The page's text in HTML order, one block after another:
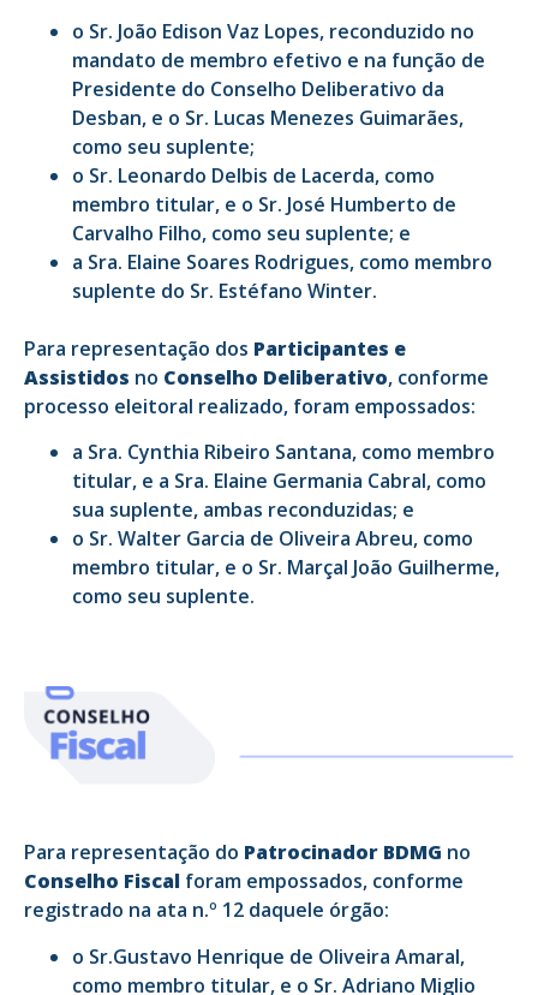
o Sr. João Edison Vaz Lopes, reconduzido no
mandato de membro efetivo e na função de
Presidente do Conselho Deliberativo da
Desban, e o Sr. Lucas Menezes Guimarães,
como seu suplente;
o Sr. Leonardo Delbis de Lacerda, como
membro titular, e o Sr. José Humberto de
Carvalho Filho, como seu suplente; e
a Sra. Elaine Soares Rodrigues, como membro
suplente do Sr. Estéfano Winter.
Para representação dos Participantes e
Assistidos no Conselho Deliberativo, conforme
processo eleitoral realizado, foram empossados:
a Sra. Cynthia Ribeiro Santana, como membro
titular, e a Sra. Elaine Germania Cabral, como
sua suplente, ambas reconduzidas; e
o Sr. Walter Garcia de Oliveira Abreu, como
membro titular, e o Sr. Marçal João Guilherme,
como seu suplente.
Para representação do Patrocinador BDMG no
Conselho Fiscal foram empossados, conforme
registrado na ata n.º 12 daquele órgão:
o Sr.Gustavo Henrique de Oliveira Amaral,
como membro titular, e o Sr. Adriano Miglio